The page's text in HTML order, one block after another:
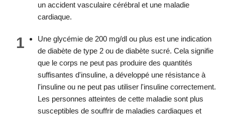
un accident vasculaire cérébral et une maladie
cardiaque.
1
Une glycémie de 200 mg/dl ou plus est une indication
de diabète de type 2 ou de diabète sucré. Cela signifie
que le corps ne peut pas produire des quantités
suffisantes d'insuline, a développé une résistance à
l'insuline ou ne peut pas utiliser l'insuline correctement.
Les personnes atteintes de cette maladie sont plus
susceptibles de souffrir de maladies cardiaques et